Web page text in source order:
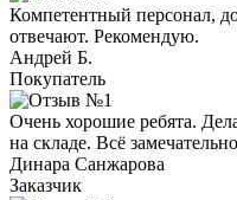
Компетентный персонал,
отвечают. Рекомендую.
Андрей Б.
Покупатель
Очень хорошие ребята.
на складе. Всё
Динара Санжарова
Заказчик